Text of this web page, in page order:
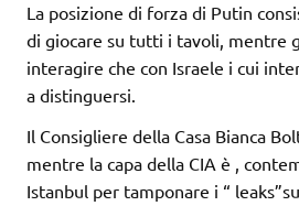
La posizione di forza di Putin
di giocare su tutti i tavoli, mentre
interagire che con Israele i cui
a distinguersi.
Il Consigliere della Casa Bianca
mentre la capa della CIA è ,
Istanbul per tamponare i “